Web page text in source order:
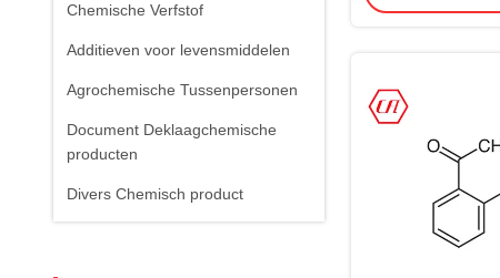
Chemische Verfstof
Additieven voor levensmiddelen
Agrochemische Tussenpersonen
Document Deklaagchemische
producten
Divers Chemisch product